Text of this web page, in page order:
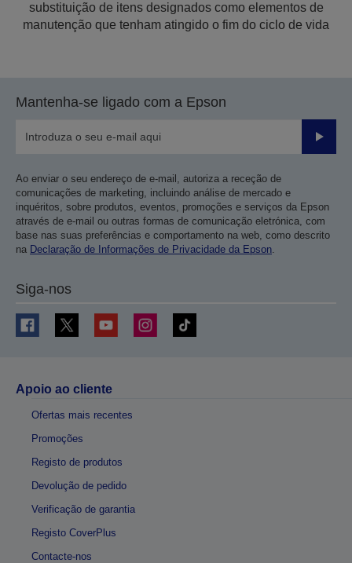
substituição de itens designados como elementos de
manutenção que tenham atingido o fim do ciclo de vida
Mantenha-se ligado com a Epson
Enviar
Ao enviar o seu endereço de e-mail, autoriza a receção de
comunicações de marketing, incluindo análise de mercado e
inquéritos, sobre produtos, eventos, promoções e serviços da Epson
através de e-mail ou outras formas de comunicação eletrónica, com
base nas suas preferências e comportamento na web, como descrito
na Declaração de Informações de Privacidade da Epson.
Siga-nos
Apoio ao cliente
Ofertas mais recentes
Promoções
Registo de produtos
Devolução de pedido
Verificação de garantia
Registo CoverPlus
Contacte-nos